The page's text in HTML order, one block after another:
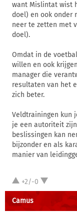
want Mislintat wist
doel) en ook onder
neer te zetten met
doel).
Omdat in de
willen en ook
manager die
resultaten van het
zich beter.
Veldtrainingen kun
je een autoriteit
beslissingen kan
bijzonder en als
manier van
+2/-0
Camus